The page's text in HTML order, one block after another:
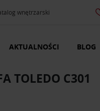
wnętrzarski
AKTUALNOŚCI BLOG
TOLEDO C301